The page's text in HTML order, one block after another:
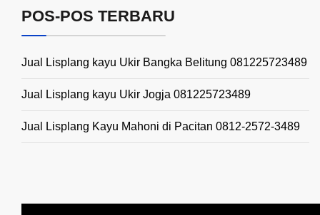
POS-POS TERBARU
Jual Lisplang kayu Ukir Bangka Belitung 081225723489
Jual Lisplang kayu Ukir Jogja 081225723489
Jual Lisplang Kayu Mahoni di Pacitan 0812-2572-3489